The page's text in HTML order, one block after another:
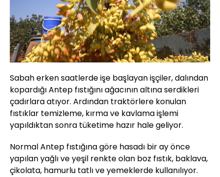
Sabah erken saatlerde işe başlayan işçiler, dalından
kopardığı Antep fıstığını ağacının altına serdikleri
çadırlara atıyor. Ardından traktörlere konulan
fıstıklar temizleme, kırma ve kavlama işlemi
yapıldıktan sonra tüketime hazır hale geliyor.
Normal Antep fıstığına göre hasadı bir ay önce
yapılan yağlı ve yeşil renkte olan boz fıstık, baklava,
çikolata, hamurlu tatlı ve yemeklerde kullanılıyor.